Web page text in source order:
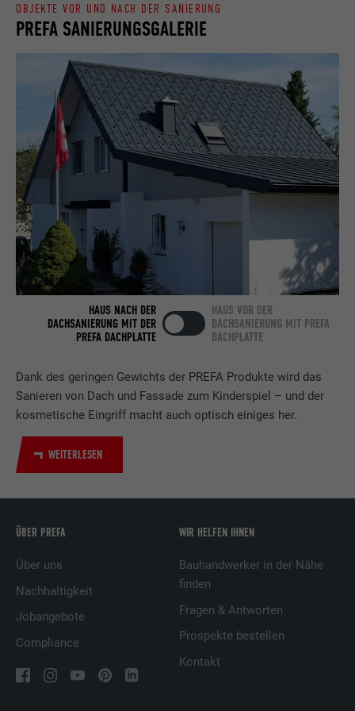
Dank des geringen Gewichts der PREFA Produkte wird das
Sanieren von Dach und Fassade zum Kinderspiel – und der
kosmetische Eingriff macht auch optisch einiges her.
WEITERLESEN
PREFA SANIERUNGSGALERIE
OBJEKTE VOR UND NACH DER SANIERUNG
HAUS NACH DER
DACHSANIERUNG MIT DER
PREFA DACHPLATTE
HAUS VOR DER
DACHSANIERUNG MIT PREFA
DACHPLATTE
ÜBER PREFA
Über uns
Nachhaltigkeit
Jobangebote
Compliance
WIR HELFEN IHNEN
Bauhandwerker in der Nähe
finden
Fragen & Antworten
Prospekte bestellen
Kontakt
Name bcookie
Anbieter LinkedIn
Laufzeit 2 Jahre
Zweck
Verwendet vom Social-Networking-Dienst
LinkedIn für die Verfolgung der
Verwendung von eingebetteten
Dienstleistungen.
Name bscookie
Anbieter LinkedIn
2 Jahre
Zweck
LinkedIn für die Verfolgung der
Dienstleistungen.
Name
Laufzeit
Wird verwendet, um Besucher auf
mehreren Webseiten zu verfolgen, um
Präferenzen des Besuchers zu